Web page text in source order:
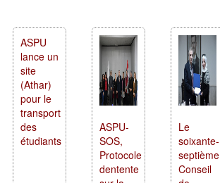
ASPU
lance un
site
(Athar)
pour le
transport
des
étudiants
ASPU-
SOS,
Protocole
dentente
Le
soixante-
septième
Conseil